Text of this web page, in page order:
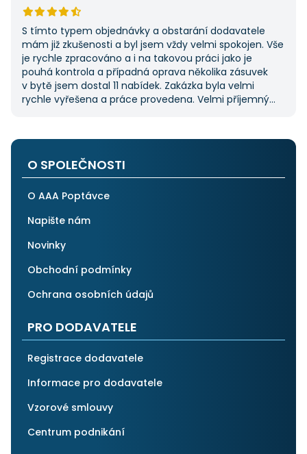
S tímto typem objednávky a obstarání dodavatele
mám již zkušenosti a byl jsem vždy velmi spokojen. Vše
je rychle zpracováno a i na takovou práci jako je
pouhá kontrola a případná oprava několika zásuvek
v bytě jsem dostal 11 nabídek. Zakázka byla velmi
rychle vyřešena a práce provedena. Velmi příjemný
po všech stránkách plně spolehnout.
O SPOLEČNOSTI
O AAA Poptávce
Napište nám
Novinky
Obchodní podmínky
Ochrana osobních údajů
PRO DODAVATELE
Registrace dodavatele
Informace pro dodavatele
Vzorové smlouvy
Centrum podnikání